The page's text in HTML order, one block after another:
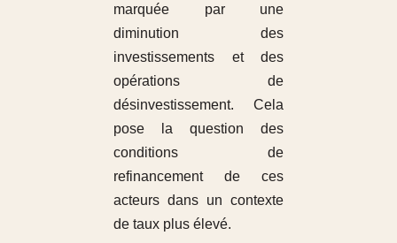
marquée par une
diminution des
investissements et des
opérations de
désinvestissement. Cela
pose la question des
conditions de
refinancement de ces
acteurs dans un contexte
de taux plus élevé.